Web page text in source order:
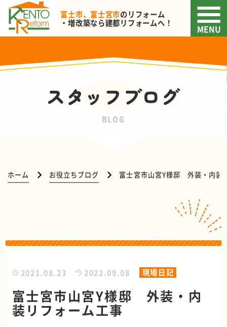
富士市、富士宮市のリフォーム
・増改築なら建都リフォームへ！
MENU
スタッフブログ
BLOG
ホーム お役立ちブログ 富士宮市山宮Y様邸 外装・内装
2021.08.23 2022.09.08 現場日記
富士宮市山宮Y様邸 外装・内
装リフォーム工事